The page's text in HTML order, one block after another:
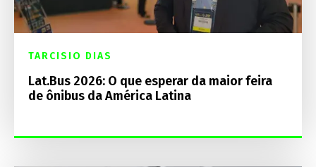
TARCISIO DIAS
Lat.Bus 2026: O que esperar da maior feira
de ônibus da América Latina